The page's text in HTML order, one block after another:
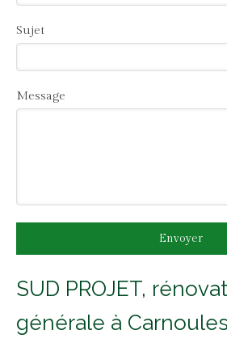
Sujet
Message
Envoyer
SUD PROJET,
générale à Carnoules